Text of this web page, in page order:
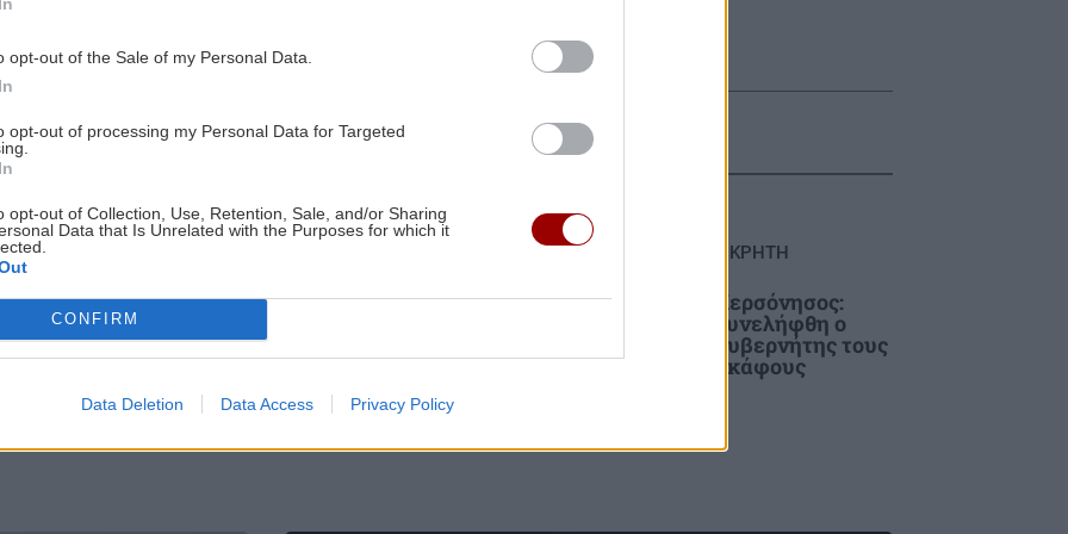
opt-out of the Sale of my Personal Data.
opt-out of processing my Personal Data for Targeted
opt-out of Collection, Use, Retention, Sale, and/or Sharing
Data that Is Unrelated with the Purposes for which it
CONFIRM
Data Deletion Data Access Privacy Policy
τουρισμό μετά τις πυρκαγιές στο νότο
10:24
ΠΕΡΙΕΡΓΑ - ΠΑΡΑΞΕΝΑ
Νότια Κορέα: Διευθυντής τράπεζας
χαρτονομίσματα με πάπιες
Κρήτη - νοσοκομεία: Κλινικές πάνω
οι ειδήσεις
"Βούλιαξε" η
Άρβη από την 1η
μέρα για την
γιορτή μπανάνας
Καρκίνος παχέος
συνδέθηκε με
θανάτους
ΚΡΗΤΗ
Χερσόνησος:
Συνελήφθη ο
κυβερνήτης τους
σκάφους